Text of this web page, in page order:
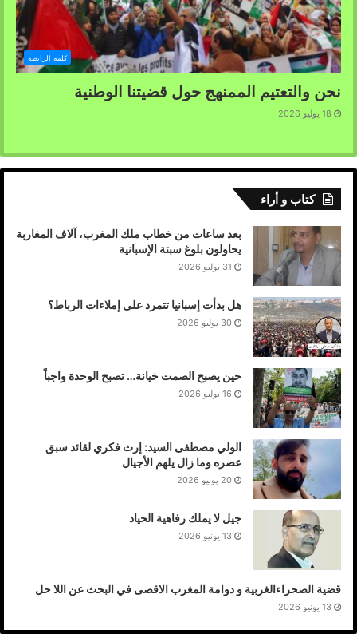
كلمة الرابطة
نحن والتعتيم الممنهج حول قضيتنا الوطنية
18 يوليو 2026
كتاب و أراء
بعد ساعات من خطاب ملك المغرب، آلاف المغاربة
يحاولون بلوغ سبتة الإسبانية
31 يوليو 2026
هل بدأت إسبانيا تتمرد على إملاءات الرباط؟
30 يوليو 2026
حين يصبح الصمت خيانة… تصبح الوحدة واجباً
16 يوليو 2026
الولي مصطفى السيد: إرث فكري لقائد سبق
عصره وما زال يلهم الأجيال
20 يونيو 2026
جيل لا يملك رفاهية الحياد
13 يونيو 2026
قضية الصحراءالغربية و دوامة المغرب الاقصى في البحث عن اللا حل
13 يونيو 2026